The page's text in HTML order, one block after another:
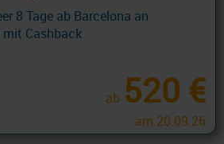
8 Tage ab Barcelona an
Cashback
ab 520 €
am 20.09.26